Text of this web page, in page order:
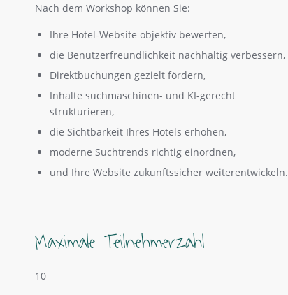
Nach dem Workshop können Sie:
Ihre Hotel-Website objektiv bewerten,
die Benutzerfreundlichkeit nachhaltig verbessern,
Direktbuchungen gezielt fördern,
Inhalte suchmaschinen- und KI-gerecht
strukturieren,
die Sichtbarkeit Ihres Hotels erhöhen,
moderne Suchtrends richtig einordnen,
und Ihre Website zukunftssicher weiterentwickeln.
Maximale Teilnehmerzahl
10